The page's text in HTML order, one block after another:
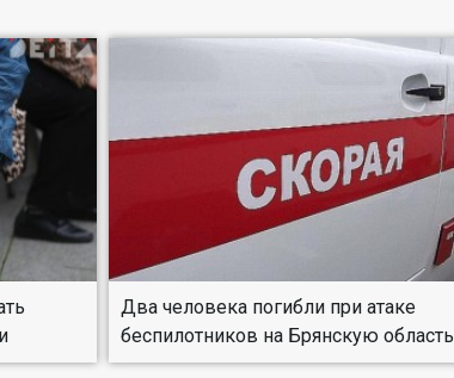
Два человека погибли при атаке
беспилотников на Брянскую область